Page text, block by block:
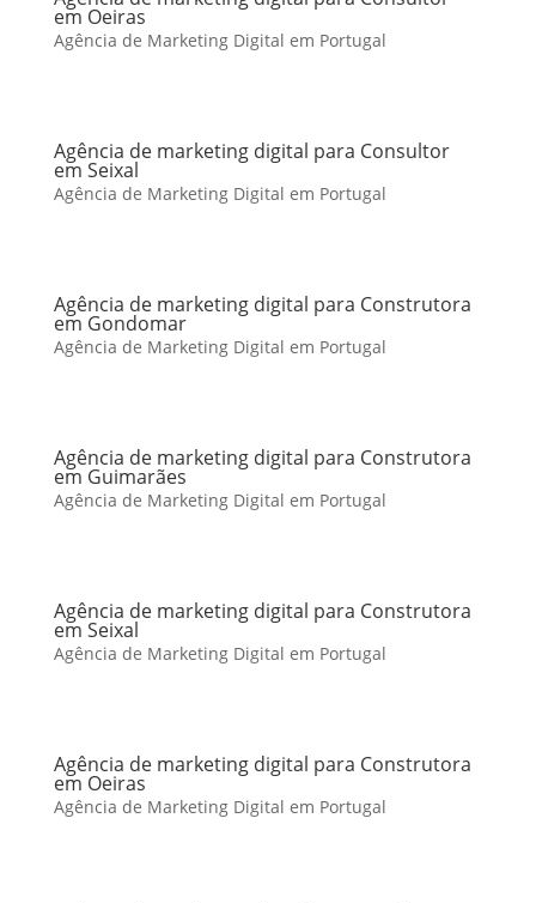
em Oeiras
Agência de Marketing Digital em Portugal
Agência de marketing digital para Consultor
em Seixal
Agência de Marketing Digital em Portugal
Agência de marketing digital para Construtora
em Gondomar
Agência de Marketing Digital em Portugal
Agência de marketing digital para Construtora
em Guimarães
Agência de Marketing Digital em Portugal
Agência de marketing digital para Construtora
em Seixal
Agência de Marketing Digital em Portugal
Agência de marketing digital para Construtora
em Oeiras
Agência de Marketing Digital em Portugal